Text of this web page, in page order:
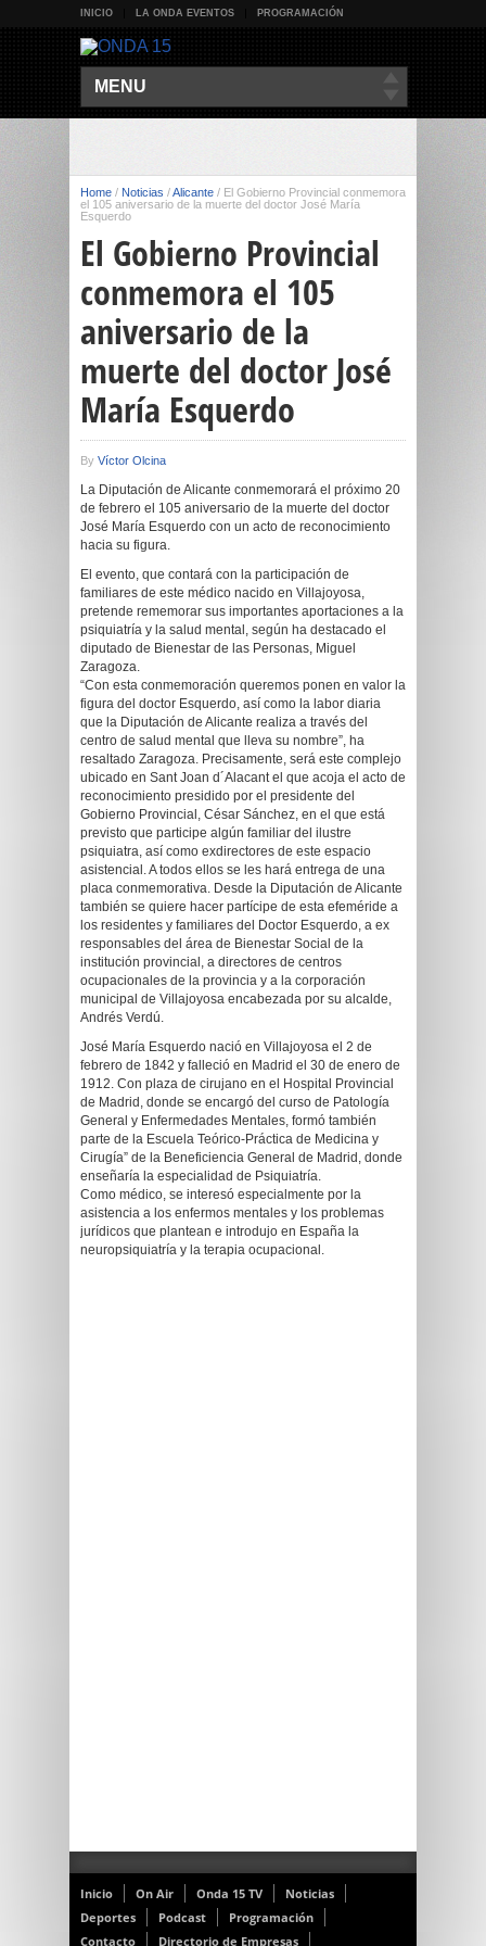
INICIO LA ONDA EVENTOS PROGRAMACIÓN
MENU
Home / Noticias /Alicante / El Gobierno Provincial conmemora
el 105 aniversario de la muerte del doctor José María
Esquerdo
El Gobierno Provincial
conmemora el 105
aniversario de la
muerte del doctor José
María Esquerdo
By Víctor Olcina
La Diputación de Alicante conmemorará el próximo 20
de febrero el 105 aniversario de la muerte del doctor
José María Esquerdo con un acto de reconocimiento
hacia su figura.
El evento, que contará con la participación de
familiares de este médico nacido en Villajoyosa,
pretende rememorar sus importantes aportaciones a la
psiquiatría y la salud mental, según ha destacado el
diputado de Bienestar de las Personas, Miguel
Zaragoza.
“Con esta conmemoración queremos ponen en valor la
figura del doctor Esquerdo, así como la labor diaria
que la Diputación de Alicante realiza a través del
centro de salud mental que lleva su nombre”, ha
resaltado Zaragoza. Precisamente, será este complejo
ubicado en Sant Joan d´Alacant el que acoja el acto de
reconocimiento presidido por el presidente del
Gobierno Provincial, César Sánchez, en el que está
previsto que participe algún familiar del ilustre
psiquiatra, así como exdirectores de este espacio
asistencial. A todos ellos se les hará entrega de una
placa conmemorativa. Desde la Diputación de Alicante
también se quiere hacer partícipe de esta efeméride a
los residentes y familiares del Doctor Esquerdo, a ex
responsables del área de Bienestar Social de la
institución provincial, a directores de centros
ocupacionales de la provincia y a la corporación
municipal de Villajoyosa encabezada por su alcalde,
Andrés Verdú.
José María Esquerdo nació en Villajoyosa el 2 de
febrero de 1842 y falleció en Madrid el 30 de enero de
1912. Con plaza de cirujano en el Hospital Provincial
de Madrid, donde se encargó del curso de Patología
General y Enfermedades Mentales, formó también
parte de la Escuela Teórico-Práctica de Medicina y
Cirugía” de la Beneficiencia General de Madrid, donde
enseñaría la especialidad de Psiquiatría.
Como médico, se interesó especialmente por la
asistencia a los enfermos mentales y los problemas
jurídicos que plantean e introdujo en España la
neuropsiquiatría y la terapia ocupacional.
Inicio On Air Onda 15 TV
Noticias
Deportes
Podcast
Programación
Contacto
Directorio de Empresas